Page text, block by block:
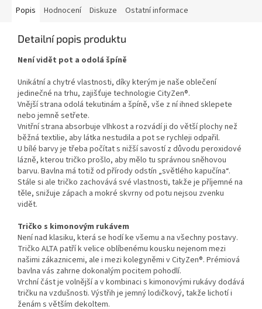
Popis Hodnocení Diskuze Ostatní informace
Detailní popis produktu
Není vidět pot a odolá špíně
Unikátní a chytré vlastnosti, díky kterým je naše oblečení
jedinečné na trhu, zajišťuje technologie CityZen®.
Vnější strana odolá tekutinám a špíně, vše z ní ihned sklepete
nebo jemně setřete.
Vnitřní strana absorbuje vlhkost a rozvádí ji do větší plochy než
běžná textilie, aby látka nestudila a pot se rychleji odpařil.
U bílé barvy je třeba počítat s nižší savostí z důvodu peroxidové
lázně, kterou tričko prošlo, aby mělo tu správnou sněhovou
barvu. Bavlna má totiž od přírody odstín „světlého kapučína“.
Stále si ale tričko zachovává své vlastnosti, takže je příjemné na
těle, snižuje zápach a mokré skvrny od potu nejsou zvenku
vidět.
Tričko s kimonovým rukávem
Není nad klasiku, která se hodí ke všemu a na všechny postavy.
Tričko ALTA patří k velice oblíbenému kousku nejenom mezi
našimi zákaznicemi, ale i mezi kolegyněmi v CityZen®. Prémiová
bavlna vás zahrne dokonalým pocitem pohodlí.
Vrchní část je volnější a v kombinaci s kimonovými rukávy dodává
tričku na vzdušnosti. Výstřih je jemný lodičkový, takže lichotí i
ženám s větším dekoltem.